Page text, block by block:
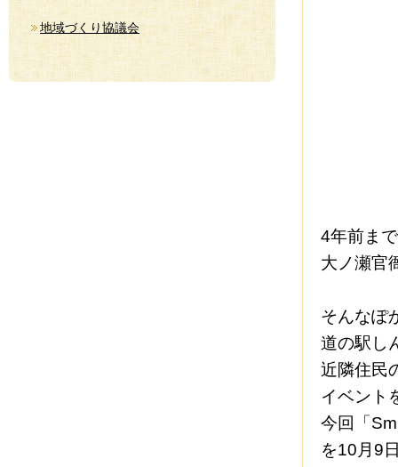
地域づくり協議会
4年前ま
大ノ瀬官
そんなぽ
道の駅し
近隣住民
イベント
今回「
を10月9